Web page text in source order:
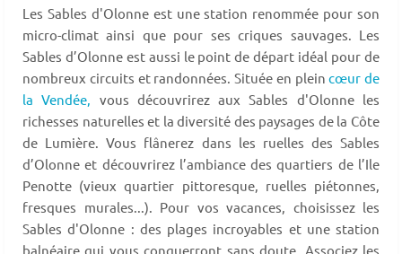
Les Sables d'Olonne est une station renommée pour son
micro-climat ainsi que pour ses criques sauvages. Les
Sables d’Olonne est aussi le point de départ idéal pour de
nombreux circuits et randonnées. Située en pleincœur de
la Vendée,
vous découvrirez aux Sables d'Olonne les
richesses naturelles et la diversité des paysages de la Côte
de Lumière. Vous flânerez dans les ruelles des Sables
d’Olonne et découvrirez l’ambiance des quartiers de l’Ile
Penotte (vieux quartier pittoresque, ruelles piétonnes,
fresques murales...). Pour vos vacances, choisissez les
Sables d'Olonne : des plages incroyables et une station
balnéaire qui vous conquerront sans doute. Associez les